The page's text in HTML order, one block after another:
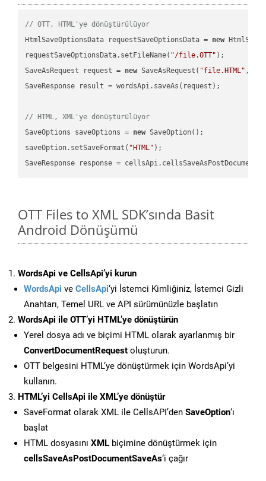
// OTT, HTML'ye dönüştürülüyor
HtmlSaveOptionsData requestSaveOptionsData = new
requestSaveOptionsData.setFileName( "/file.OTT" );
SaveAsRequest request = new SaveAsRequest( "file.HTML"
SaveResponse result = wordsApi.saveAs(request);
// HTML, XML'ye dönüştürülüyor
SaveOptions saveOptions = new SaveOption();
saveOption.setSaveFormat( "HTML" );
SaveResponse response =
OTT Files to XML SDK’sında Basit
Android Dönüşümü
WordsApi ve CellsApi’yi kurun
WordsApi ve CellsApi‘yi İstemci Kimliğiniz, İstemci Gizli
Anahtarı, Temel URL ve API sürümünüzle başlatın
WordsApi ile OTT’yi HTML’ye dönüştürün
Yerel dosya adı ve biçimi HTML olarak ayarlanmış bir
ConvertDocumentRequest oluşturun.
OTT belgesini HTML’ye dönüştürmek için WordsApi’yi
kullanın.
HTML’yi CellsApi ile XML’ye dönüştür
SaveFormat olarak XML ile CellsAPI’den SaveOption‘ı
başlat
HTML dosyasını XML biçimine dönüştürmek için
cellsSaveAsPostDocumentSaveAs‘i çağır